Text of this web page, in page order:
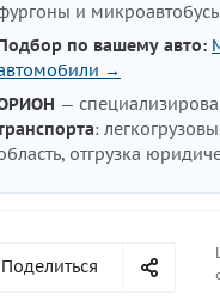
и
по вашему авто:
→
—
:
отгрузка
Поделиться